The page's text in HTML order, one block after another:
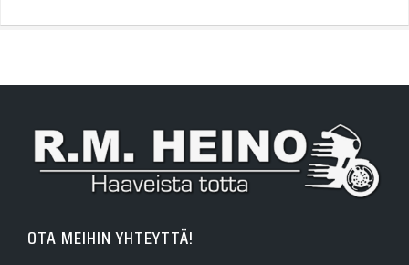
OTA MEIHIN YHTEYTTÄ!